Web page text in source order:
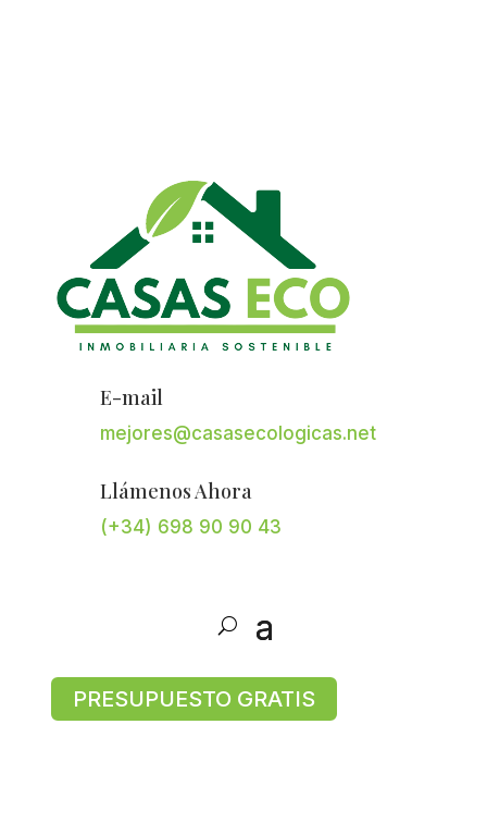
E-mail
mejores@casasecologicas.net
Llámenos Ahora
(+34) 698 90 90 43
PRESUPUESTO GRATIS